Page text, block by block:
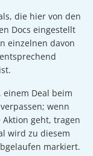
die hier von den
Docs eingestellt
einzelnen davon
Deal beim
wenn
geht, tragen
wird zu diesem
markiert.